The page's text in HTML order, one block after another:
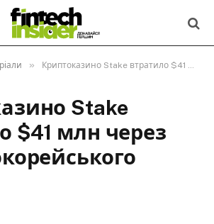
» Криптоказино Stake втратило $41 млн через північнокорейського хакера
Stake
$41 млн через